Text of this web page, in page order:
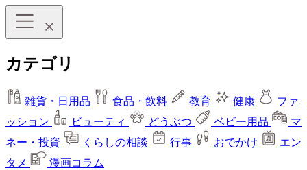
カテゴリ
雑貨・日用品 食品・飲料 教育 健康
ファ
ッション
ビューティ どうぶつ ベビー用品
マ
ネー・投資
くらしの相談 行事 おでかけ
エン
タメ
漫画コラム